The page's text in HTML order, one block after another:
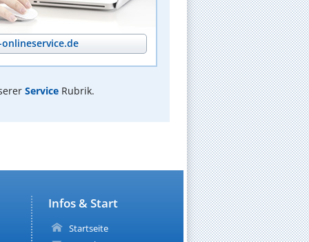
ServiceRubrik.
Infos & Start
Startseite